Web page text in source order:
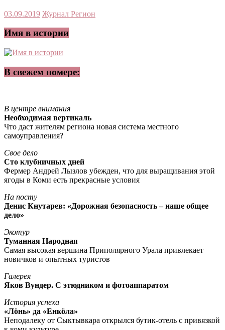
03.09.2019 Журнал Регион
Имя в истории
В свежем номере:
В центре внимания
Необходимая вертикаль
Что даст жителям региона новая система местного
самоуправления?
Свое дело
Сто клубничных дней
Фермер Андрей Лызлов убежден, что для выращивания этой
ягоды в Коми есть прекрасные условия
На посту
Денис Кнутарев: «Дорожная безопасность – наше общее
дело»
Экотур
Туманная Народная
Самая высокая вершина Приполярного Урала привлекает
новичков и опытных туристов
Галерея
Яков Вундер. С этюдником и фотоаппаратом
История успеха
«Лöнь» да «Енкöла»
Неподалеку от Сыктывкара открылся бутик-отель с привязкой